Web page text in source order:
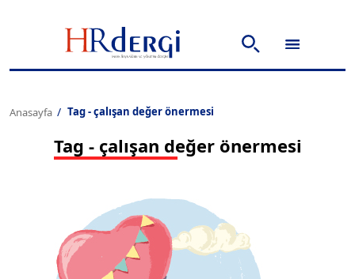
Anasayfa Tag - çalışan değer önermesi
Tag - çalışan değer önermesi